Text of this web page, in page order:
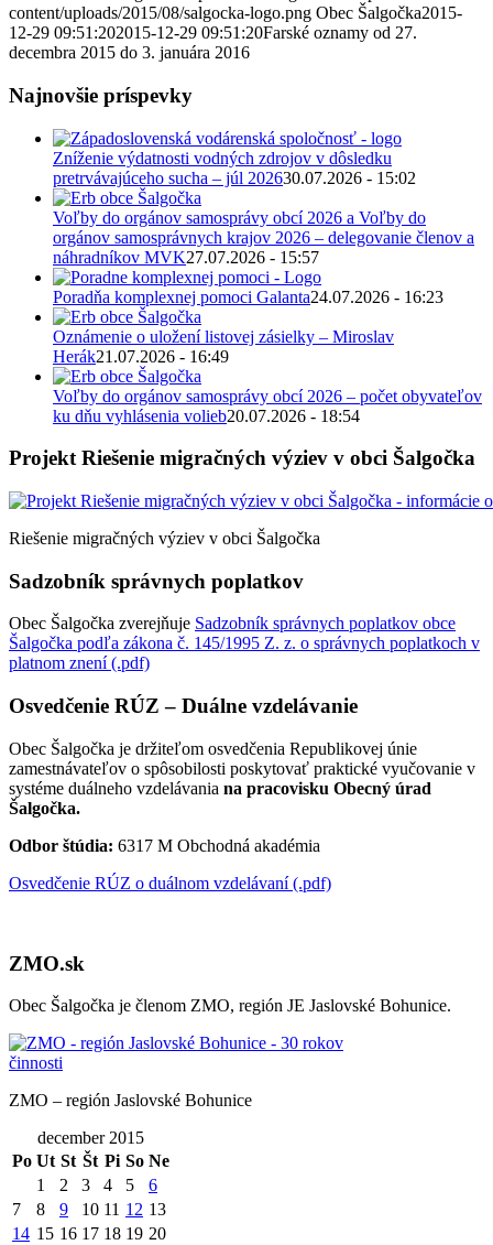
content/uploads/2015/08/salgocka-logo.png Obec Šalgočka2015-
12-29 09:51:202015-12-29 09:51:20Farské oznamy od 27.
decembra 2015 do 3. januára 2016
Najnovšie príspevky
Zníženie výdatnosti vodných zdrojov v dôsledku
pretrvávajúceho sucha – júl 202630.07.2026 - 15:02
Voľby do orgánov samosprávy obcí 2026 a Voľby do
orgánov samosprávnych krajov 2026 – delegovanie členov a
náhradníkov MVK27.07.2026 - 15:57
Poradňa komplexnej pomoci Galanta24.07.2026 - 16:23
Oznámenie o uložení listovej zásielky – Miroslav
Herák21.07.2026 - 16:49
Voľby do orgánov samosprávy obcí 2026 – počet obyvateľov
ku dňu vyhlásenia volieb20.07.2026 - 18:54
Projekt Riešenie migračných výziev v obci Šalgočka
Riešenie migračných výziev v obci Šalgočka
Sadzobník správnych poplatkov
Obec Šalgočka zverejňuje Sadzobník správnych poplatkov obce
Šalgočka podľa zákona č. 145/1995 Z. z. o správnych poplatkoch v
platnom znení (.pdf)
Osvedčenie RÚZ – Duálne vzdelávanie
Obec Šalgočka je držiteľom osvedčenia Republikovej únie
zamestnávateľov o spôsobilosti poskytovať praktické vyučovanie v
systéme duálneho vzdelávania na pracovisku Obecný úrad
Šalgočka.
Odbor štúdia: 6317 M Obchodná akadémia
Osvedčenie RÚZ o duálnom vzdelávaní (.pdf)
ZMO.sk
Obec Šalgočka je členom ZMO, región JE Jaslovské Bohunice.
ZMO – región Jaslovské Bohunice
december 2015
Po Ut St Št Pi So Ne
1
2 3 4 5
6
7
8 9 10 11 12 13
14 15 16 17 18 19 20